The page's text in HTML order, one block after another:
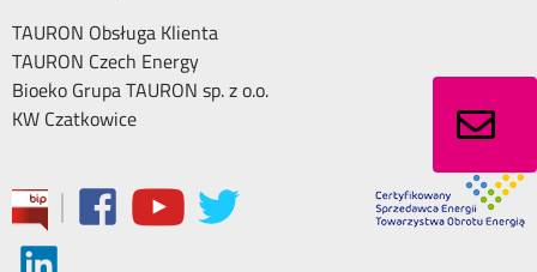
TAURON Obsługa Klienta
TAURON Czech Energy
Bioeko Grupa TAURON sp. z o.o.
KW Czatkowice
|